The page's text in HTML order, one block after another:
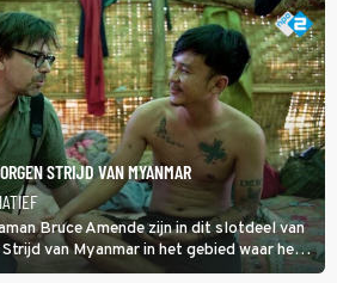
STRIJD VAN MYANMAR
Bruce Amende zijn in dit slotdeel van
van Myanmar in het gebied waar het
zwaait. De rebellenleider zet zich